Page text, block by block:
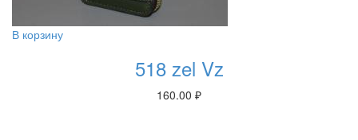
В корзину
518 zel Vz
160.00 ₽